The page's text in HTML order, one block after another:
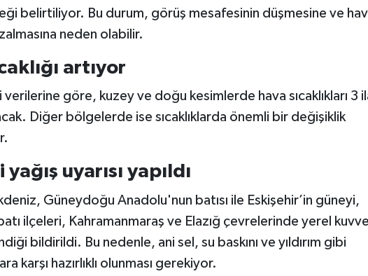
belirtiliyor. Bu durum, görüş mesafesinin düşmesine ve
neden olabilir.
artıyor
göre, kuzey ve doğu kesimlerde hava sıcaklıkları 3
Diğer bölgelerde ise sıcaklıklarda önemli bir değişiklik
uyarısı yapıldı
Güneydoğu Anadolu'nun batısı ile Eskişehir’in güneyi,
ilçeleri, Kahramanmaraş ve Elazığ çevrelerinde yerel
bildirildi. Bu nedenle, ani sel, su baskını ve yıldırım gibi
karşı hazırlıklı olunması gerekiyor.